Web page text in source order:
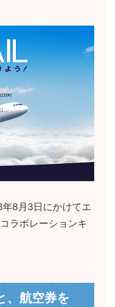
8月3日にかけてエ
ラボレーションキ
、航空券を